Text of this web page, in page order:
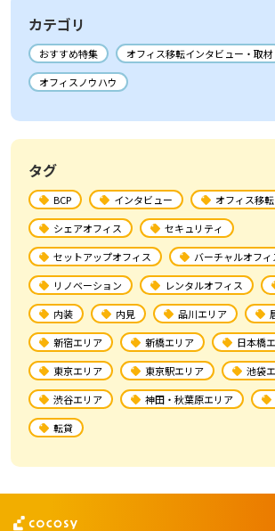
カテゴリ
おすすめ特集
オフィス移転インタビュー・取材
オフィスノウハウ
タグ
BCP インタビュー
オフィス移転
シェアオフィス
セキュリティ
セットアップオフィス
バーチャルオフィ
リノベーション
レンタルオフィス
内装
内見 品川エリア
新宿エリア
新橋エリア
日本橋
東京エリア
東京駅エリア
池袋
渋谷エリア
神田・秋葉原エリア
転貸